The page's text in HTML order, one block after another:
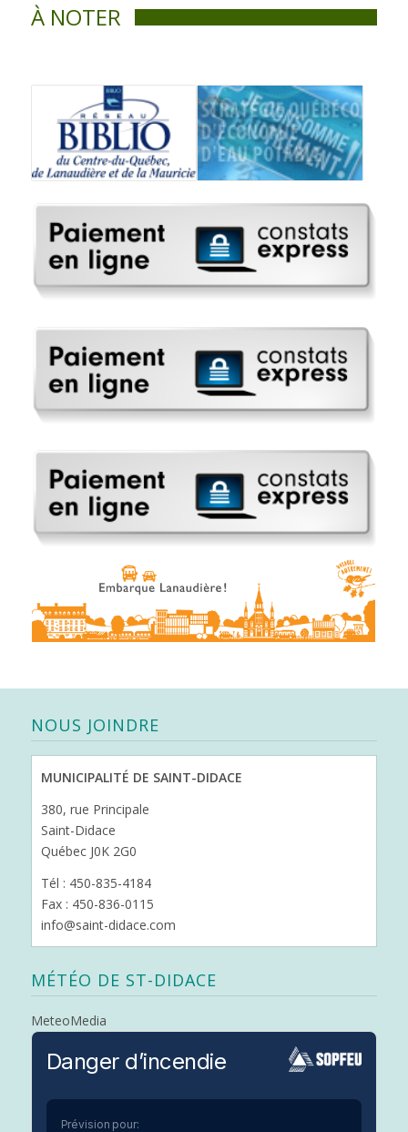
À NOTER
NOUS JOINDRE
MUNICIPALITÉ DE SAINT-DIDACE
380, rue Principale
Saint-Didace
Québec J0K 2G0
Tél : 450-835-4184
Fax : 450-836-0115
info@saint-didace.com
MÉTÉO DE ST-DIDACE
MeteoMedia
Danger d’incendie
Prévision pour: